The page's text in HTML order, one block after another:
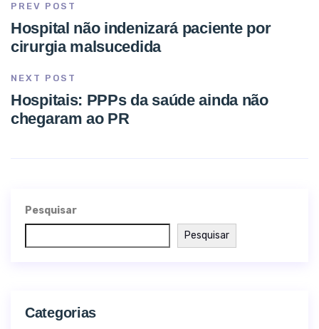
PREV POST
Hospital não indenizará paciente por
cirurgia malsucedida
NEXT POST
Hospitais: PPPs da saúde ainda não
chegaram ao PR
Pesquisar
Pesquisar
Categorias